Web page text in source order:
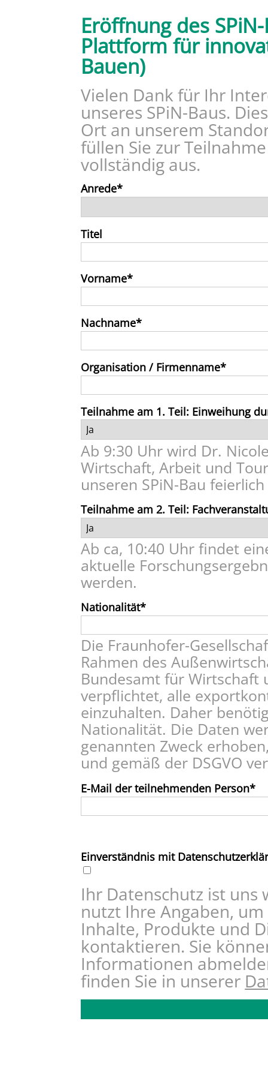
Eröffnung des
Plattform für
Bauen)
Vielen Dank für Ihr
unseres SPiN-Baus.
Ort an unserem
füllen Sie zur
vollständig aus.
Anrede
Titel
Vorname
Nachname
Organisation / Firmenname
Teilnahme am 1. Teil: Einweihung
Ab 9:30 Uhr wird Dr.
Wirtschaft, Arbeit und
unseren SPiN-Bau
Teilnahme am 2. Teil:
Ab ca, 10:40 Uhr findet
aktuelle
werden.
Nationalität
Die Fraunhofer-
Rahmen des
Bundesamt für Wirtschaft
verpflichtet, alle
einzuhalten. Daher
Nationalität. Die Daten
genannten Zweck
und gemäß der DSGVO
E-Mail der teilnehmenden Person
Einverständnis mit
Ihr Datenschutz ist uns
nutzt Ihre Angaben,
Inhalte, Produkte und
kontaktieren. Sie
Informationen
finden Sie in unserer